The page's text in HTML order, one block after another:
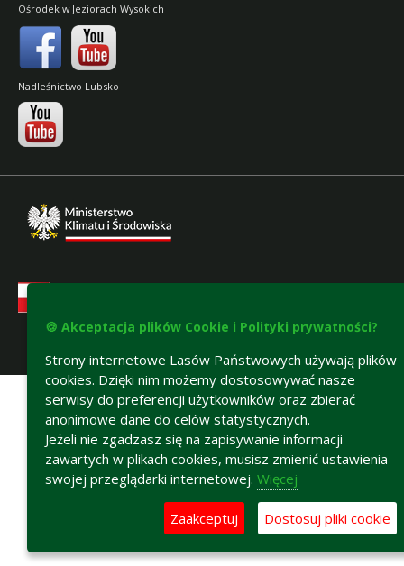
Ośrodek w Jeziorach Wysokich
Nadleśnictwo Lubsko
Deklaracja dostępności
🍪 Akceptacja plików Cookie i Polityki prywatności?
Strony internetowe Lasów Państwowych używają plików
cookies. Dzięki nim możemy dostosowywać nasze
serwisy do preferencji użytkowników oraz zbierać
anonimowe dane do celów statystycznych.
Jeżeli nie zgadzasz się na zapisywanie informacji
zawartych w plikach cookies, musisz zmienić ustawienia
swojej przeglądarki internetowej. Więcej
Zaakceptuj Dostosuj pliki cookie